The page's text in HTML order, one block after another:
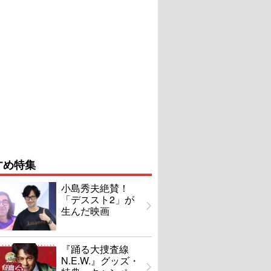
特集
小島秀夫絶賛！
「デススト2」が
生んだ映画
『踊る大捜査線
N.E.W.』グッズ・